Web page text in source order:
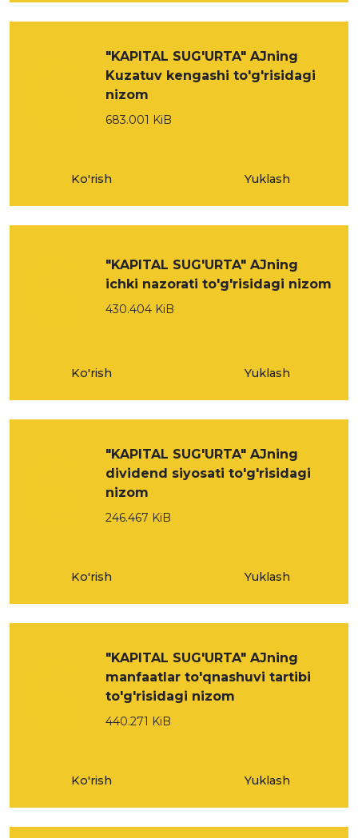
"KAPITAL SUG'URTA" AJning
Kuzatuv kengashi to'g'risidagi
nizom
683.001 KiB
Ko'rish Yuklash
"KAPITAL SUG'URTA" AJning
ichki nazorati to'g'risidagi nizom
430.404 KiB
Ko'rish Yuklash
"KAPITAL SUG'URTA" AJning
dividend siyosati to'g'risidagi
nizom
246.467 KiB
Ko'rish Yuklash
"KAPITAL SUG'URTA" AJning
manfaatlar to'qnashuvi tartibi
to'g'risidagi nizom
440.271 KiB
Ko'rish Yuklash